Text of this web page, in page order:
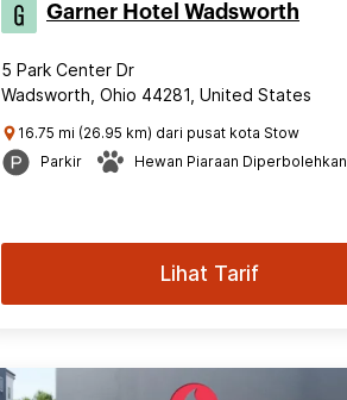
Garner Hotel Wadsworth
5 Park Center Dr
Wadsworth, Ohio 44281, United States
16.75 mi (26.95 km) dari pusat kota Stow
Parkir
Hewan Piaraan Diperbolehkan
Lihat Tarif